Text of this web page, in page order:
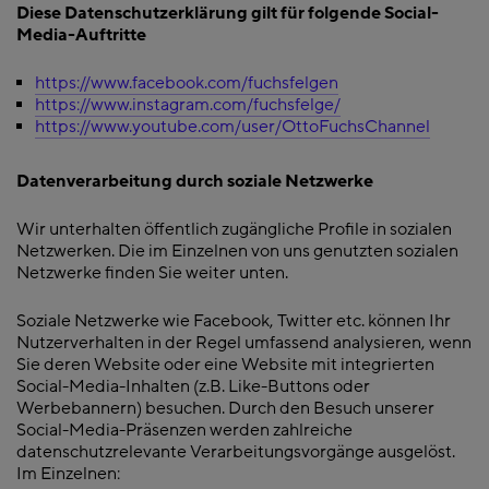
Diese Datenschutzerklärung gilt für folgende Social-
Media-Auftritte
https://www.facebook.com/fuchsfelgen
https://www.instagram.com/fuchsfelge/
https://www.youtube.com/user/OttoFuchsChannel
Datenverarbeitung durch soziale Netzwerke
Wir unterhalten öffentlich zugängliche Profile in sozialen
Netzwerken. Die im Einzelnen von uns genutzten sozialen
Netzwerke finden Sie weiter unten.
Soziale Netzwerke wie Facebook, Twitter etc. können Ihr
Nutzerverhalten in der Regel umfassend analysieren, wenn
Sie deren Website oder eine Website mit integrierten
Social-Media-Inhalten (z.B. Like-Buttons oder
Werbebannern) besuchen. Durch den Besuch unserer
Social-Media-Präsenzen werden zahlreiche
datenschutzrelevante Verarbeitungsvorgänge ausgelöst.
Im Einzelnen: